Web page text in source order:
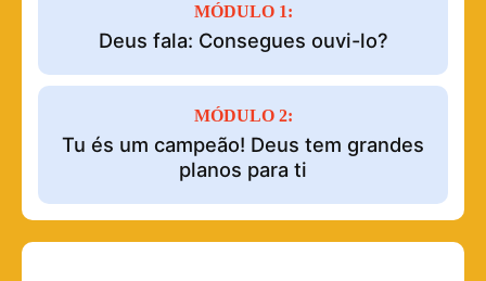
MÓDULO 1:
Deus fala: Consegues ouvi-lo?
MÓDULO 2:
Tu és um campeão! Deus tem grandes
planos para ti